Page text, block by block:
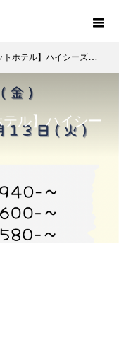
】ハイシーズンのお知らせ
ル】ハイシー